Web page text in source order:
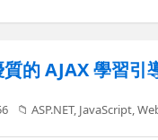
質的 AJAX 學習
📁ASP.NET, JavaScript,